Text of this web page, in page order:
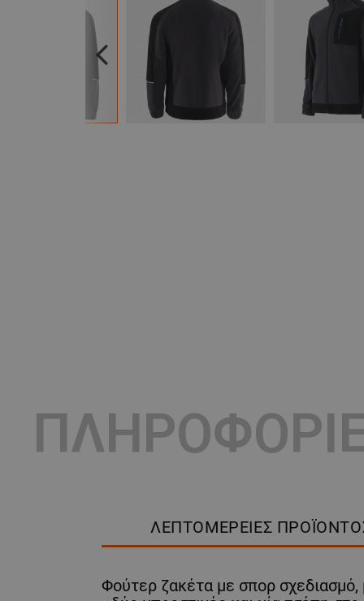
Previous
ΛΕΠΤΟΜΈΡΕΙΕΣ
Φούτερ ζακέτα με σπορ σχεδιασμό,